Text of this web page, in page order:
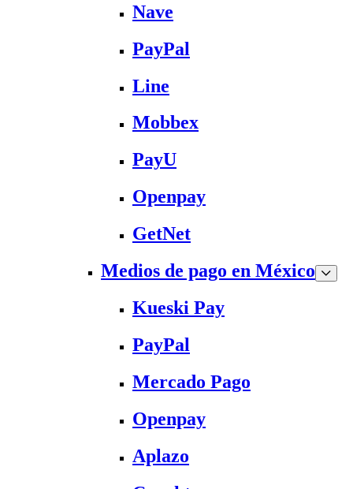
Nave
PayPal
Line
Mobbex
PayU
Openpay
GetNet
Medios de pago en México
Kueski Pay
PayPal
Mercado Pago
Openpay
Aplazo